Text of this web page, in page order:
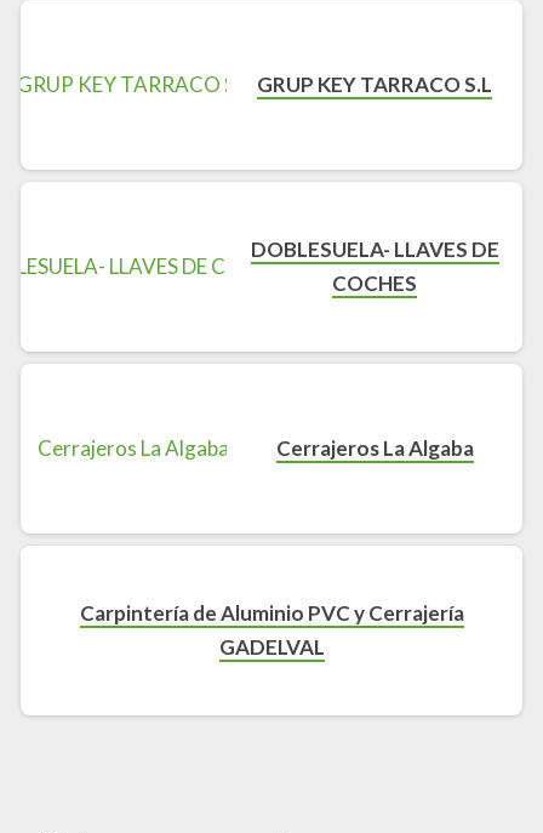
GRUP KEY TARRACO S.L
DOBLESUELA- LLAVES DE
COCHES
Cerrajeros La Algaba
Carpintería de Aluminio PVC y Cerrajería
GADELVAL